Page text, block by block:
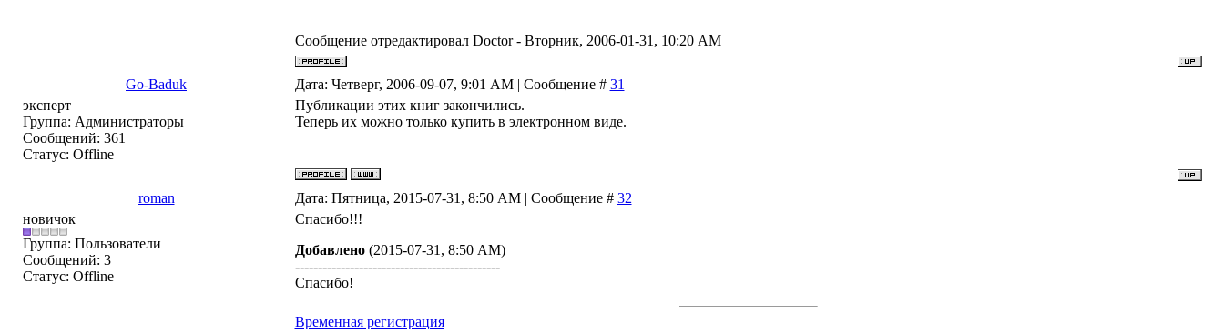
Сообщение отредактировал Doctor- Вторник, 2006-01-31, 10:20 AM
Go-Baduk Дата: Четверг, 2006-09-07, 9:01 AM | Сообщение # 31
эксперт
Группа: Администраторы
Сообщений: 361
Статус: Offline
Публикации этих книг закончились.
Теперь их можно только купить в электронном виде.
roman Дата: Пятница, 2015-07-31, 8:50 AM | Сообщение # 32
новичок
Группа: Пользователи
Сообщений: 3
Статус: Offline
Спасибо!!!
Добавлено(2015-07-31, 8:50 AM)
---------------------------------------------
Спасибо!
Временная регистрация